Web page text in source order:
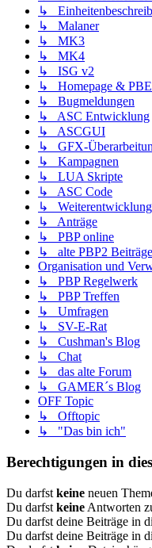
↳
↳ Malaner
↳ MK3
↳ MK4
↳ ISG v2
↳ Homepage &
↳ Bugmeldungen
↳ ASC Entwicklung
↳ ASCGUI
↳ GFX-
↳ Kampagnen
↳ LUA Skripte
↳ ASC Code
↳
↳ Anträge
↳ PBP online
↳ alte PBP2 Beiträge
Organisation und
↳ PBP Regelwerk
↳ PBP Treffen
↳ Umfragen
↳ SV-E-Rat
↳ Cushman's Blog
↳ Chat
↳ das alte Forum
↳ GAMER´s Blog
OFF Topic
↳ Offtopic
↳ "Das bin ich"
Berechtigungen in
Du darfst keine neuen
Du darfst keine Antworten
Du darfst deine Beiträge in
Du darfst deine Beiträge in